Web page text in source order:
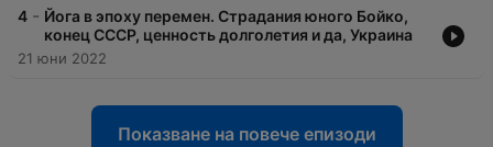
4 - Йога в эпоху перемен. Страдания юного Бойко,
конец СССР, ценность долголетия и да, Украина
21 юни 2022
Показване на повече епизоди